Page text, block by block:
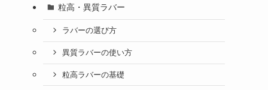
粒高・異質ラバー
ラバーの選び方
異質ラバーの使い方
粒高ラバーの基礎